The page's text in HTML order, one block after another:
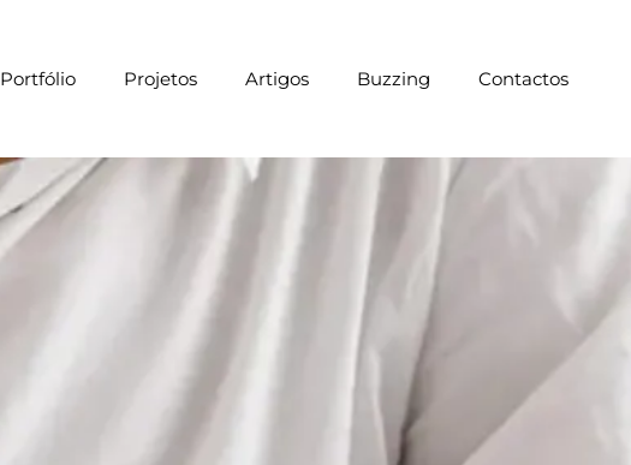
Portfólio Projetos Artigos Buzzing Contactos